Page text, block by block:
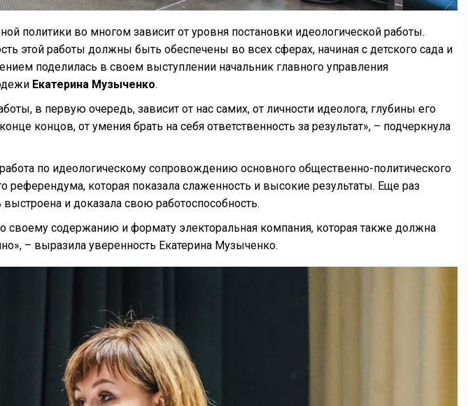
политики во многом зависит от уровня постановки идеологической работы.
этой работы должны быть обеспечены во всех сферах, начиная с детского сада и
поделилась в своем выступлении начальник главного управления
Екатерина Музыченко.
в первую очередь, зависит от нас самих, от личности идеолога, глубины его
концов, от умения брать на себя ответственность за результат», – подчеркнула
по идеологическому сопровождению основного общественно-политического
референдума, которая показала слаженность и высокие результаты. Еще раз
и доказала свою работоспособность.
своему содержанию и формату электоральная компания, которая также должна
– выразила уверенность Екатерина Музыченко.